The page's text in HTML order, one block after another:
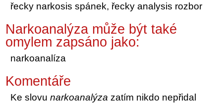
řecky narkosis spánek, řecky analysis rozbor
Narkoanalýza může být také
omylem zapsáno jako:
narkoanalíza
Komentáře
Ke slovunarkoanalýza zatím nikdo nepřidal